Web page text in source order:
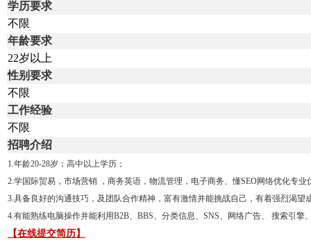
学历要求
不限
年龄要求
22岁以上
性别要求
不限
工作经验
不限
招聘介绍
1. 年龄20-28岁；高中以上学历；
2. 学国际贸易，市场营销 ，商务英语，物流管理，电子商务、懂SEO网络优化专业
3. 具备良好的沟通技巧，及团队合作精神，富有激情并能挑战自己，有着强烈渴望
4. 有能熟练电脑操作并能利用B2B BBS 、分类信息、 SNS 、网络广告、 搜索引擎
【在线提交简历】